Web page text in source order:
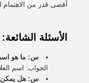
أقصى قدر من
الأسئلة الشائعة:
س: ما هو اسم
الجواب: اسم
س: هل يمكن